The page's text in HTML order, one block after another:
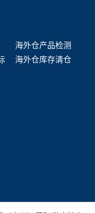
海外仓产品检测
海外仓库存清仓